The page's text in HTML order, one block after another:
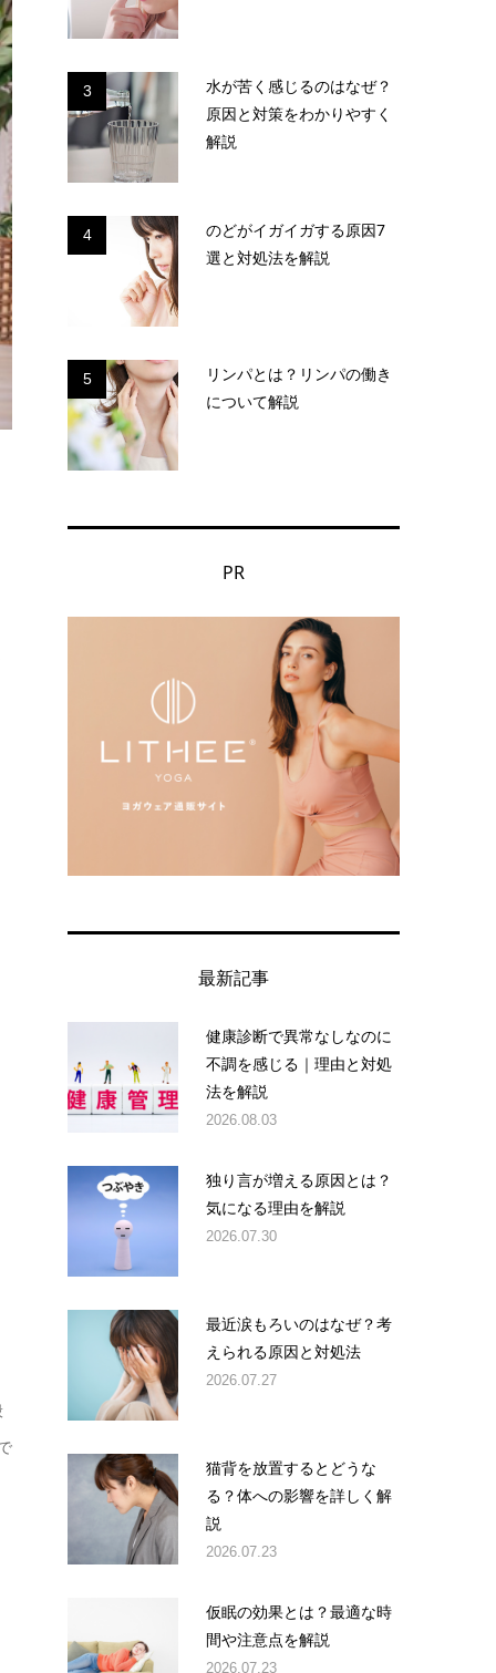
3
水が苦く感じるのはなぜ？
原因と対策をわかりやすく
解説
4
のどがイガイガする原因7
選と対処法を解説
5
リンパとは？リンパの働き
について解説
PR
最新記事
健康診断で異常なしなのに
不調を感じる｜理由と対処
法を解説
2026.08.03
独り言が増える原因とは？
気になる理由を解説
2026.07.30
最近涙もろいのはなぜ？考
えられる原因と対処法
2026.07.27
猫背を放置するとどうな
る？体への影響を詳しく解
説
2026.07.23
仮眠の効果とは？最適な時
間や注意点を解説
2026.07.23